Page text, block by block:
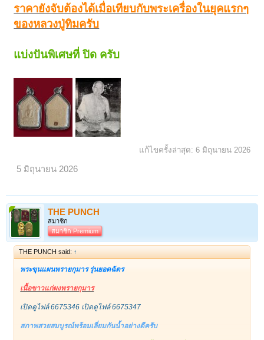
ราคายังจับต้องได้เมื่อเทียบกับพระเครื่องในยุคแรกๆ
ของหลวงปู่ทิมครับ
แบ่งปันพิเศษที่ ปิด ครับ
แก้ไขครั้งล่าสุด: 6 มิถุนายน 2026
5 มิถุนายน 2026
THE PUNCH
สมาชิก
สมาชิก Premium
THE PUNCH said: ↑
พระขุนแผนพรายกุมาร รุ่นยอดฉัตร
เนื้อขาวแก่ผงพรายกุมาร
เปิดดูไฟล์ 6675346 เปิดดูไฟล์ 6675347
สภาพสวยสมบูรณ์พร้อมเลี่ยมกันน้ำอย่างดีครับ